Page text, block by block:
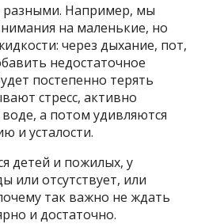
Например, мы
на маленькие, но
через дыхание, пот,
недостаточное
постепенно терять
стресс, активно
а потом удивляются
и усталости.
детей и пожилых, у
или отсутствует, или
так важно не ждать
и достаточно.